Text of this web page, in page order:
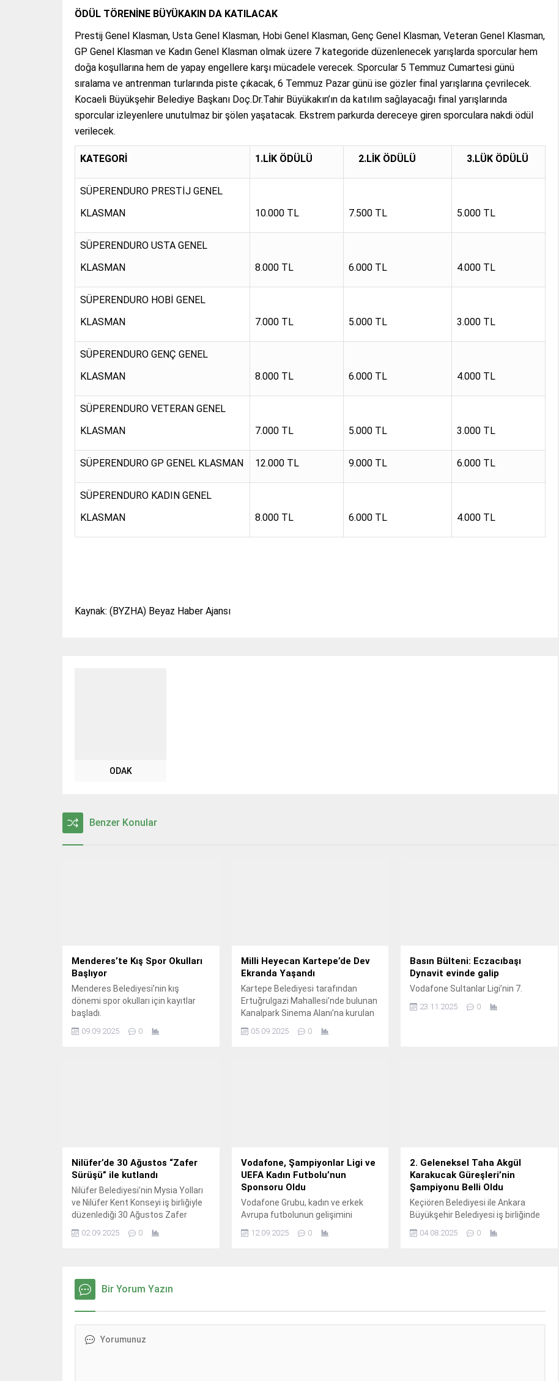
ÖDÜL TÖRENİNE BÜYÜKAKIN DA KATILACAK
Prestij Genel Klasman, Usta Genel Klasman, Hobi Genel Klasman, Genç Genel Klasman, Veteran Genel Klasman,
GP Genel Klasman ve Kadın Genel Klasman olmak üzere 7 kategoride düzenlenecek yarışlarda sporcular hem
doğa koşullarına hem de yapay engellere karşı mücadele verecek. Sporcular 5 Temmuz Cumartesi günü
sıralama ve antrenman turlarında piste çıkacak, 6 Temmuz Pazar günü ise gözler final yarışlarına çevrilecek.
Kocaeli Büyükşehir Belediye Başkanı Doç.Dr.Tahir Büyükakın’ın da katılım sağlayacağı final yarışlarında
sporcular izleyenlere unutulmaz bir şölen yaşatacak. Ekstrem parkurda dereceye giren sporculara nakdi ödül
verilecek.
KATEGORİ 1.LİK ÖDÜLÜ 2.LİK ÖDÜLÜ 3.LÜK ÖDÜLÜ
SÜPERENDURO PRESTİJ GENEL
KLASMAN
10.000 TL 7.500 TL 5.000 TL
SÜPERENDURO USTA GENEL
KLASMAN
8.000 TL 6.000 TL 4.000 TL
SÜPERENDURO HOBİ GENEL
KLASMAN
7.000 TL 5.000 TL 3.000 TL
SÜPERENDURO GENÇ GENEL
KLASMAN
8.000 TL 6.000 TL 4.000 TL
SÜPERENDURO VETERAN GENEL
KLASMAN
7.000 TL 5.000 TL 3.000 TL
SÜPERENDURO GP GENEL KLASMAN 12.000 TL 9.000 TL 6.000 TL
SÜPERENDURO KADIN GENEL
KLASMAN
8.000 TL 6.000 TL 4.000 TL
Kaynak: (BYZHA) Beyaz Haber Ajansı
ODAK
Benzer Konular
Menderes’te Kış Spor Okulları
Başlıyor
Menderes Belediyesi’nin kış
dönemi spor okulları için kayıtlar
başladı.
09.09.2025 0
Milli Heyecan Kartepe’de Dev
Ekranda Yaşandı
Kartepe Belediyesi tarafından
Ertuğrulgazi Mahallesi’nde bulunan
Kanalpark Sinema Alanı’na kurulan
dev ekranda, Kartepeliler Türkiye A
Milli Futbol Takımı’nın Gürcistan ile
05.09.2025 0
Basın Bülteni: Eczacıbaşı
Dynavit evinde galip
Vodafone Sultanlar Ligi’nin 7.
23.11.2025 0
Nilüfer’de 30 Ağustos “Zafer
Sürüşü” ile kutlandı
Nilüfer Belediyesi’nin Mysia Yolları
ve Nilüfer Kent Konseyi iş birliğiyle
düzenlediği 30 Ağustos Zafer
tutkunları “Zafer Sürüşü”nde bir
02.09.2025 0
Vodafone, Şampiyonlar Ligi ve
UEFA Kadın Futbolu’nun
Sponsoru Oldu
Vodafone Grubu, kadın ve erkek
Avrupa futbolunun gelişimini
önemli bir ortaklık anlaşmasına
12.09.2025 0
2. Geleneksel Taha Akgül
Karakucak Güreşleri’nin
Şampiyonu Belli Oldu
Keçiören Belediyesi ile Ankara
Büyükşehir Belediyesi iş birliğinde
Demirtaş Stadyumu’nda
04.08.2025 0
Bir Yorum Yazın